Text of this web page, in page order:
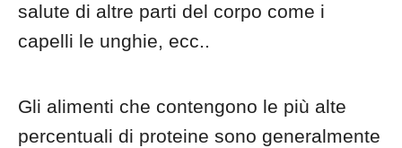
salute di altre parti del corpo come i
capelli le unghie, ecc..
Gli alimenti che contengono le più alte
percentuali di proteine sono generalmente